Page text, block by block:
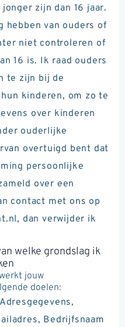
zijn dan 16 jaar.
hebben van ouders of
niet controleren of
16 is. Ik raad ouders
te zijn bij de
kinderen, om zo te
over kinderen
ouderlijke
overtuigd bent dat
persoonlijke
over een
contact met ons op
dan verwijder ik
welke grondslag ik
jouw
doelen:
Bedrijfsnaam